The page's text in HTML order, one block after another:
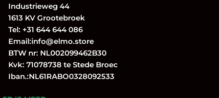
Industrieweg 44
1613 KV Grootebroek
Tel: +31 644 644 086
Email:info@elmo.store
BTW nr: NL002099462B30
Kvk: 71078738 te Stede Broec
Iban.:NL61RABO0328092533